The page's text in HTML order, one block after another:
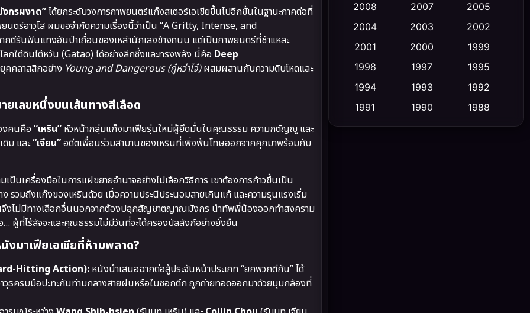
งกรผงาด”ได้ยกระดับวงการภาพยนตร์แก๊งสเตอร์เอเชียขึ้นไปอีกขั้นในฐานะภาคต่อที่
นตร์อาวุโส ผมขอจำกัดความเรื่องนี้ว่าเป็น “A Gritty, Intense, and
ตีรันฟันแทงอันป่าเถื่อนของเหล่านักเลงข้างถนน แต่เป็นภาพยนตร์ที่ชำแหละ
กใต้ดินไต้หวัน (Gatao) ได้อย่างลึกซึ้งและทรงพลัง นี่คือ Deep
คคลาสสิกอย่าง Young and Dangerous (กู๋หว่าไจ๋)ผสมผสานกับความดิบโหดและ
เลขหนึ่งบนเส้นทางสีเลือด
งคนคือ “เหริน” หัวหน้ากลุ่มแก๊งมาเฟียรุ่นใหม่ผู้ยึดมั่นในคุณธรรม ความกตัญญู และ
ม และ“เจียน”อดีตเพื่อนร่วมสาบานของเหรินที่เพิ่งพ้นโทษออกจากคุกมาพร้อมกับ
นเครื่องมือในการแผ่ขยายอำนาจอย่างไม่เลือกวิธีการ เขาต้องการก้าวขึ้นเป็น
รวมถึงแก๊งของเหรินด้วย เมื่อความประนีประนอมสายเกินแก้ และความรุนแรงเริ่ม
จึงไม่มีทางเลือกอื่นนอกจากต้องปลุกสัญชาตญาณมังกร นำทัพพี่น้องออกทำสงคราม
ผู้ที่ไร้สัจจะและคุณธรรมไม่มีวันที่จะได้ครองบัลลังก์อย่างยั่งยืน
มาเฟียเอเชียที่ห้ามพลาด?
Hitting Action): หนังนำเสนอฉากต่อสู้ประจันหน้าประเภท “ยกพวกตีกัน” ได้
าวุธครบมือปะทะกันท่ามกลางสายฝนหรือในซอกตึก ถูกถ่ายทอดออกมาด้วยมุมกล้องที่
Crime อาชญากรรม (347)
Cult Film (5)
Culture (23)
Dance เต้น (6)
2008
2007
2005
2004
2003
2002
2001
2000
1999
1998
1997
1995
1994
1993
1992
1991
1990
1988
1986
1985
1983